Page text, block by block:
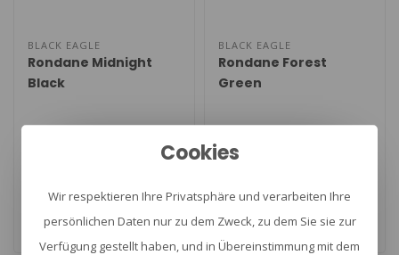
BLACK EAGLE
Rondane Midnight
Black
Nationalpark, ist di..
BLACK EAGLE
Rondane Forest
Green
aber atemberaubend
Nationalpark, ist di..
Cookies
Wir respektieren Ihre Privatsphäre und verarbeiten Ihre
persönlichen Daten nur zu dem Zweck, zu dem Sie sie zur
Verfügung gestellt haben, und in Übereinstimmung mit dem